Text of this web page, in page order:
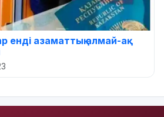
енді азаматтық алмай-ақ